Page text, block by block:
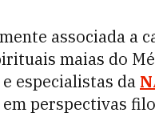
associada a
maias do
especialistas da
perspectivas